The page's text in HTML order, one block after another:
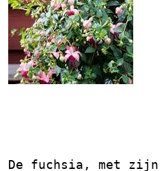
De fuchsia, met zijn